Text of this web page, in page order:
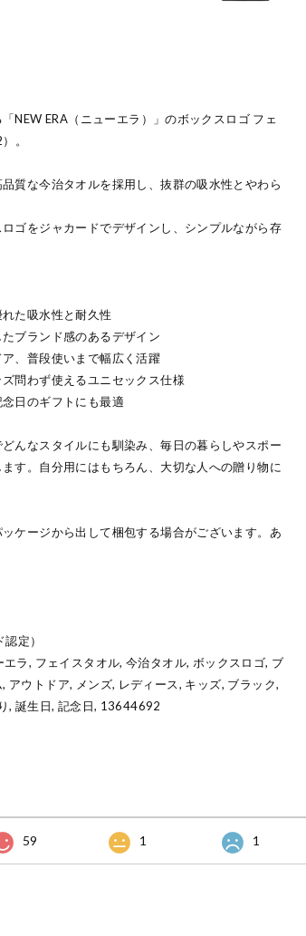
NEW ERA（ニューエラ）」のボックスロゴ フェ
。
質な今治タオルを採用し、抜群の吸水性とやわら
ゴをジャカードでデザインし、シンプルながら存
た吸水性と耐久性
ブランド感のあるデザイン
、普段使いまで幅広く活躍
問わず使えるユニセックス仕様
日のギフトにも最適
んなスタイルにも馴染み、毎日の暮らしやスポー
す。自分用にはもちろん、大切な人への贈り物に
ッケージから出して梱包する場合がございます。あ
定）
エラ, フェイスタオル, 今治タオル, ボックスロゴ, ブ
アウトドア, メンズ, レディース, キッズ, ブラック,
, 誕生日, 記念日, 13644692
59 1 1